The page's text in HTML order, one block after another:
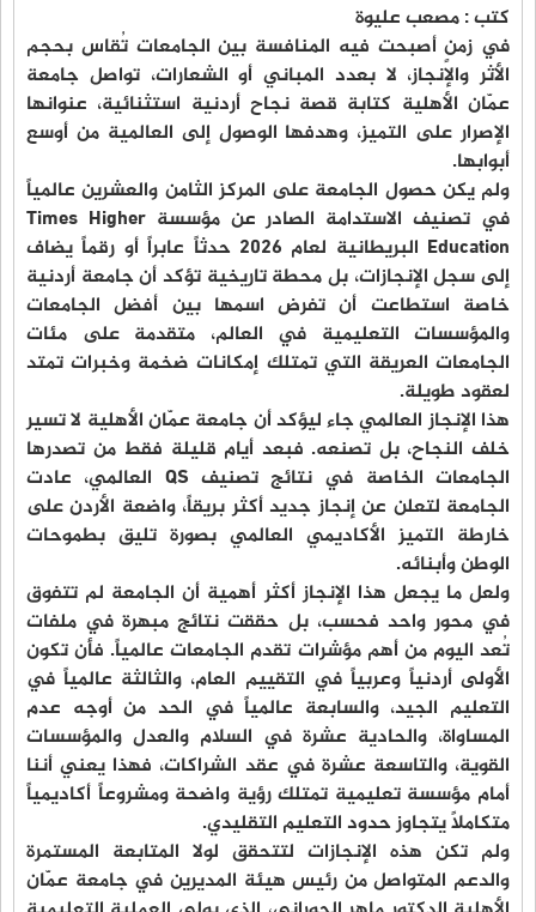
كتب : مصعب عليوة
في زمنٍ أصبحت فيه المنافسة بين الجامعات تُقاس بحجم
الأثر والإنجاز، لا بعدد المباني أو الشعارات، تواصل جامعة
عمّان الأهلية كتابة قصة نجاح أردنية استثنائية، عنوانها
الإصرار على التميز، وهدفها الوصول إلى العالمية من أوسع
أبوابها.
ولم يكن حصول الجامعة على المركز الثامن والعشرين عالمياً
في تصنيف الاستدامة الصادر عن مؤسسة Times Higher
Education البريطانية لعام 2026 حدثاً عابراً أو رقماً يضاف
إلى سجل الإنجازات، بل محطة تاريخية تؤكد أن جامعة أردنية
خاصة استطاعت أن تفرض اسمها بين أفضل الجامعات
والمؤسسات التعليمية في العالم، متقدمة على مئات
الجامعات العريقة التي تمتلك إمكانات ضخمة وخبرات تمتد
لعقود طويلة.
هذا الإنجاز العالمي جاء ليؤكد أن جامعة عمّان الأهلية لا تسير
خلف النجاح، بل تصنعه. فبعد أيام قليلة فقط من تصدرها
الجامعات الخاصة في نتائج تصنيف QS العالمي، عادت
الجامعة لتعلن عن إنجاز جديد أكثر بريقاً، واضعة الأردن على
خارطة التميز الأكاديمي العالمي بصورة تليق بطموحات
الوطن وأبنائه.
ولعل ما يجعل هذا الإنجاز أكثر أهمية أن الجامعة لم تتفوق
في محور واحد فحسب، بل حققت نتائج مبهرة في ملفات
تُعد اليوم من أهم مؤشرات تقدم الجامعات عالمياً. فأن تكون
الأولى أردنياً وعربياً في التقييم العام، والثالثة عالمياً في
التعليم الجيد، والسابعة عالمياً في الحد من أوجه عدم
المساواة، والحادية عشرة في السلام والعدل والمؤسسات
القوية، والتاسعة عشرة في عقد الشراكات، فهذا يعني أننا
أمام مؤسسة تعليمية تمتلك رؤية واضحة ومشروعاً أكاديمياً
متكاملاً يتجاوز حدود التعليم التقليدي.
ولم تكن هذه الإنجازات لتتحقق لولا المتابعة المستمرة
والدعم المتواصل من رئيس هيئة المديرين في جامعة عمّان